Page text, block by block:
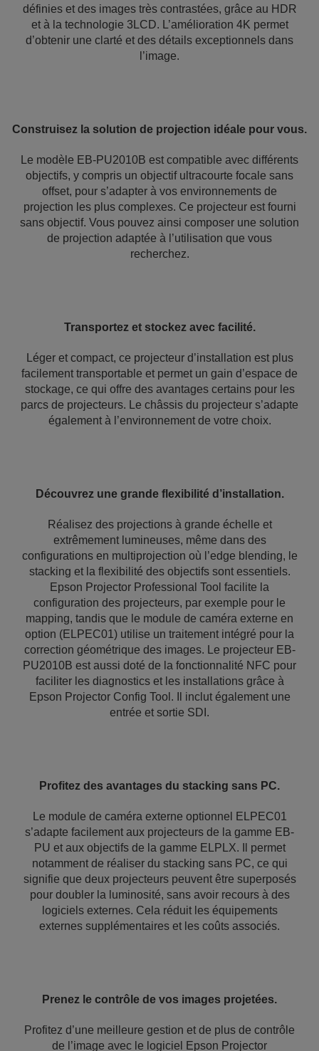
définies et des images très contrastées, grâce au HDR
et à la technologie 3LCD. L’amélioration 4K permet
d’obtenir une clarté et des détails exceptionnels dans
l’image.
Construisez la solution de projection idéale pour vous.
Le modèle EB-PU2010B est compatible avec différents
objectifs, y compris un objectif ultracourte focale sans
offset, pour s’adapter à vos environnements de
projection les plus complexes. Ce projecteur est fourni
sans objectif. Vous pouvez ainsi composer une solution
de projection adaptée à l’utilisation que vous
recherchez.
Transportez et stockez avec facilité.
Léger et compact, ce projecteur d’installation est plus
facilement transportable et permet un gain d’espace de
stockage, ce qui offre des avantages certains pour les
parcs de projecteurs. Le châssis du projecteur s’adapte
également à l’environnement de votre choix.
Découvrez une grande flexibilité d’installation.
Réalisez des projections à grande échelle et
extrêmement lumineuses, même dans des
configurations en multiprojection où l’edge blending, le
stacking et la flexibilité des objectifs sont essentiels.
Epson Projector Professional Tool facilite la
configuration des projecteurs, par exemple pour le
mapping, tandis que le module de caméra externe en
option (ELPEC01) utilise un traitement intégré pour la
correction géométrique des images. Le projecteur EB-
PU2010B est aussi doté de la fonctionnalité NFC pour
faciliter les diagnostics et les installations grâce à
Epson Projector Config Tool. Il inclut également une
entrée et sortie SDI.
Profitez des avantages du stacking sans PC.
Le module de caméra externe optionnel ELPEC01
s’adapte facilement aux projecteurs de la gamme EB-
PU et aux objectifs de la gamme ELPLX. Il permet
notamment de réaliser du stacking sans PC, ce qui
signifie que deux projecteurs peuvent être superposés
pour doubler la luminosité, sans avoir recours à des
logiciels externes. Cela réduit les équipements
externes supplémentaires et les coûts associés.
Prenez le contrôle de vos images projetées.
Profitez d’une meilleure gestion et de plus de contrôle
de l’image avec le logiciel Epson Projector